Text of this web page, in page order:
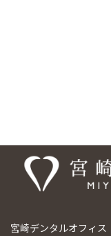
宮崎デンタルオフィス